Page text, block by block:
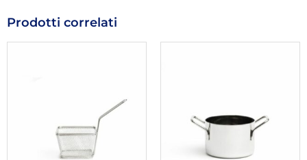
Prodotti correlati